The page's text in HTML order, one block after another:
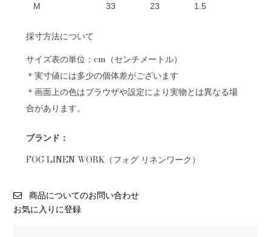
M 33 23 1.5
採寸方法について
サイズ表の単位：cm（センチメートル）
＊実寸値には多少の個体差がございます
＊画面上の色はブラウザや設定により実物とは異なる場
合があります。
ブランド：
FOG LINEN WORK（フォグ リネンワーク）
商品についてのお問い合わせ
お気に入りに登録